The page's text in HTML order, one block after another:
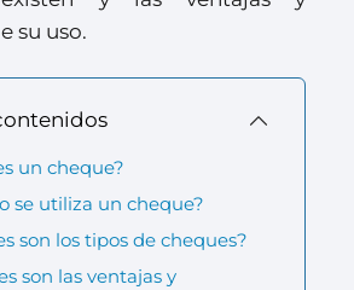
su uso.
un cheque?
se utiliza un cheque?
son los tipos de cheques?
son las ventajas y